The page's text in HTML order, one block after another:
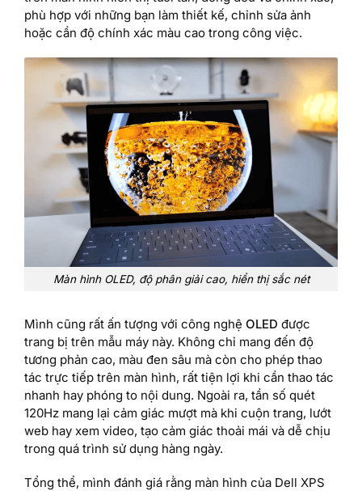
phù hợp với những bạn làm thiết kế, chỉnh sửa ảnh
hoặc cần độ chính xác màu cao trong công việc.
Màn hình OLED, độ phân giải cao, hiển thị sắc nét
Mình cũng rất ấn tượng với công nghệ OLED được
trang bị trên mẫu máy này. Không chỉ mang đến độ
tương phản cao, màu đen sâu mà còn cho phép thao
tác trực tiếp trên màn hình, rất tiện lợi khi cần thao tác
nhanh hay phóng to nội dung. Ngoài ra, tần số quét
120Hz mang lại cảm giác mượt mà khi cuộn trang, lướt
web hay xem video, tạo cảm giác thoải mái và dễ chịu
trong quá trình sử dụng hàng ngày.
Tổng thể, mình đánh giá rằng màn hình của Dell XPS